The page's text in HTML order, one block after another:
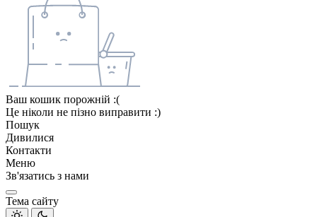
Ваш кошик порожній :(
Це ніколи не пізно виправити :)
Пошук
Дивилися
Контакти
Меню
Зв'язатись з нами
Тема сайту